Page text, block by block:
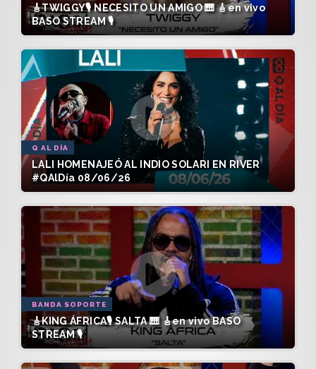
🎸TWIGGY🎙️ NECESITO UN AMIGO 🎹 🎸en vivo
BASO STREAM 🎙️
Q AL DÍA
LALI HOMENAJEÓ AL INDIO SOLARI EN RIVER
#QAlDía 08/06/26
BANDA SOPORTE
🎸KING ÁFRICA🎙️ SALTA 🎹 🎸en vivo BASO
STREAM 🎙️